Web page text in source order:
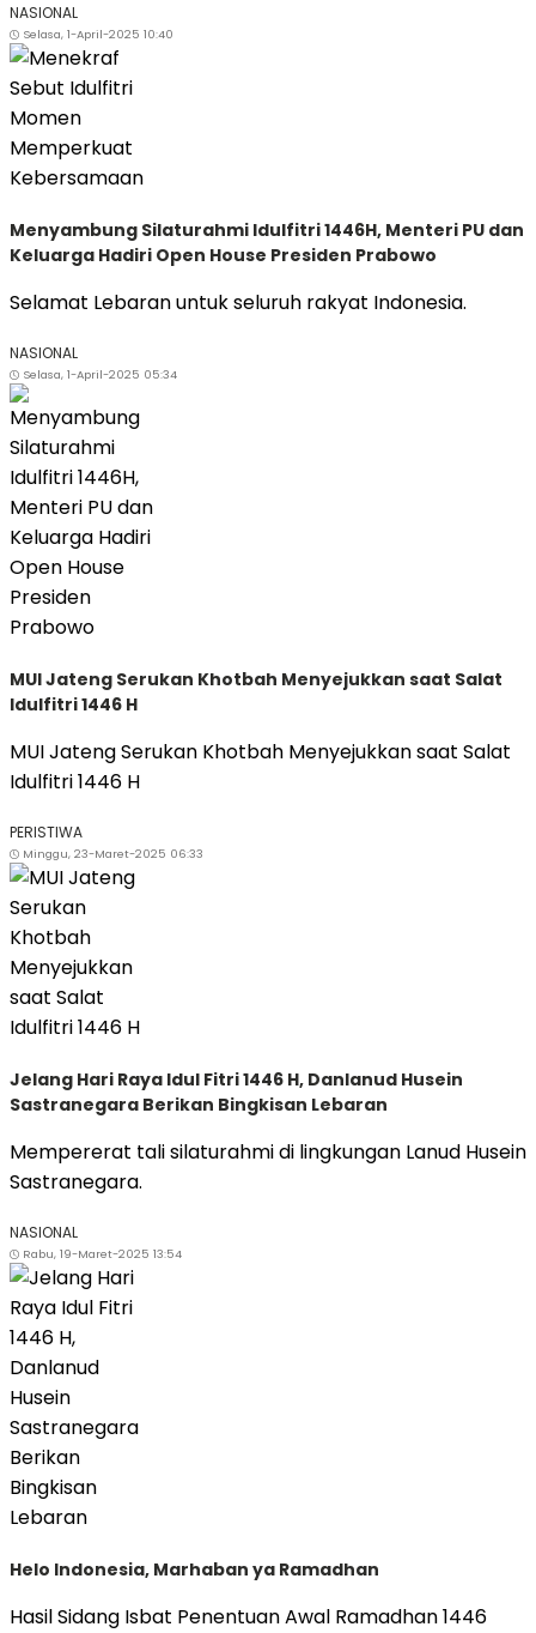
NASIONAL
Selasa, 1-April-2025 10:40
Menyambung Silaturahmi Idulfitri 1446H, Menteri PU dan
Keluarga Hadiri Open House Presiden Prabowo
Selamat Lebaran untuk seluruh rakyat Indonesia.
NASIONAL
Selasa, 1-April-2025 05:34
MUI Jateng Serukan Khotbah Menyejukkan saat Salat
Idulfitri 1446 H
MUI Jateng Serukan Khotbah Menyejukkan saat Salat
Idulfitri 1446 H
PERISTIWA
Minggu, 23-Maret-2025 06:33
Jelang Hari Raya Idul Fitri 1446 H, Danlanud Husein
Sastranegara Berikan Bingkisan Lebaran
Mempererat tali silaturahmi di lingkungan Lanud Husein
Sastranegara.
NASIONAL
Rabu, 19-Maret-2025 13:54
Helo Indonesia, Marhaban ya Ramadhan
Hasil Sidang Isbat Penentuan Awal Ramadhan 1446